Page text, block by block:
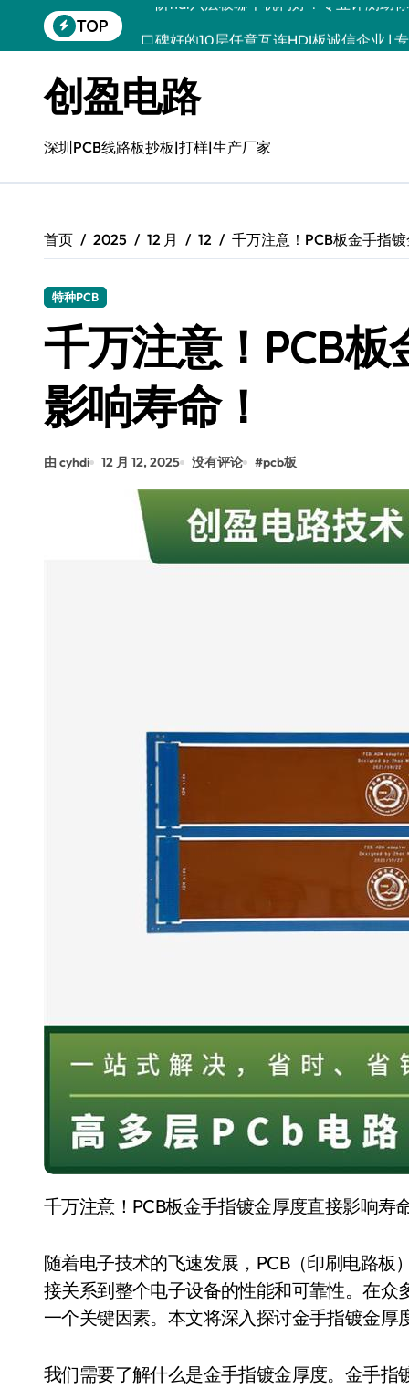
到
TOP
好用的HDI盲埋孔板推荐：专业品质，值
HDI盲埋孔板，揭秘靠谱之选，优质HDI
好用的八层二阶HDI电路板生产厂家 | 专
六层二阶HDI线路板哪个公司经验丰富 |
创盈电路
深圳PCB线路板抄板|打样|生产厂家
首页 2025 12 月 12 千万注意！PCB板金手指
特种PCB
千万注意！PCB
影响寿命！
由 cyhdi 12 月 12, 2025 没有评论 #pcb板
千万注意！PCB板金手指镀金厚度直接影响寿
随着电子技术的飞速发展，PCB（印刷电路
接关系到整个电子设备的性能和可靠性。在众
一个关键因素。本文将深入探讨金手指镀金
我们需要了解什么是金手指镀金厚度。金手指